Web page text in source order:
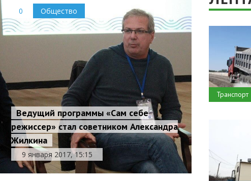
0 Общество
Ведущий программы «Сам себе
режиссер» стал советником Александра
Жилкина
9 января 2017, 15:15
Транспорт